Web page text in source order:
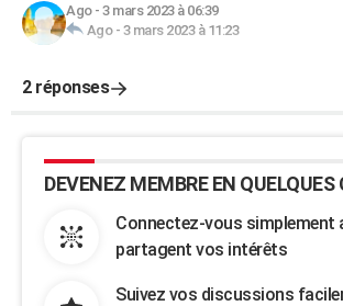
Ago- 3 mars 2023 à 06:39
Ago- 3 mars 2023 à 11:23
2 réponses
DEVENEZ MEMBRE EN QUELQUES
Connectez-vous simplement
partagent vos intérêts
Suivez vos discussions